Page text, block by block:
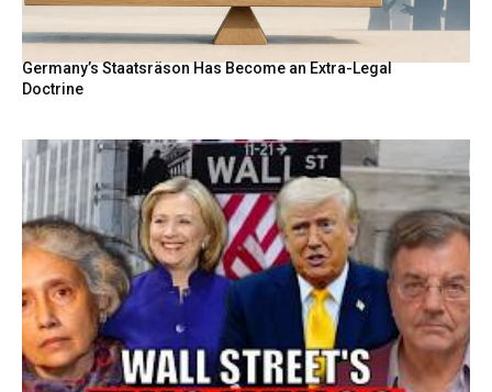
Germany’s Staatsräson Has Become an Extra-Legal
Doctrine